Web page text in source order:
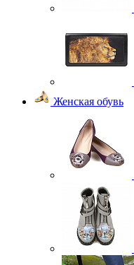
Женская обувь